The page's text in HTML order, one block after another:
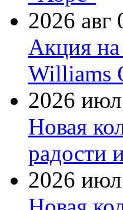
2026 авг
Акция
Williams
2026
Новая
радости
2026